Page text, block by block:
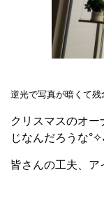
逆光で写真が暗くて
クリスマスのオ
じなんだろうな
皆さんの工夫、ア